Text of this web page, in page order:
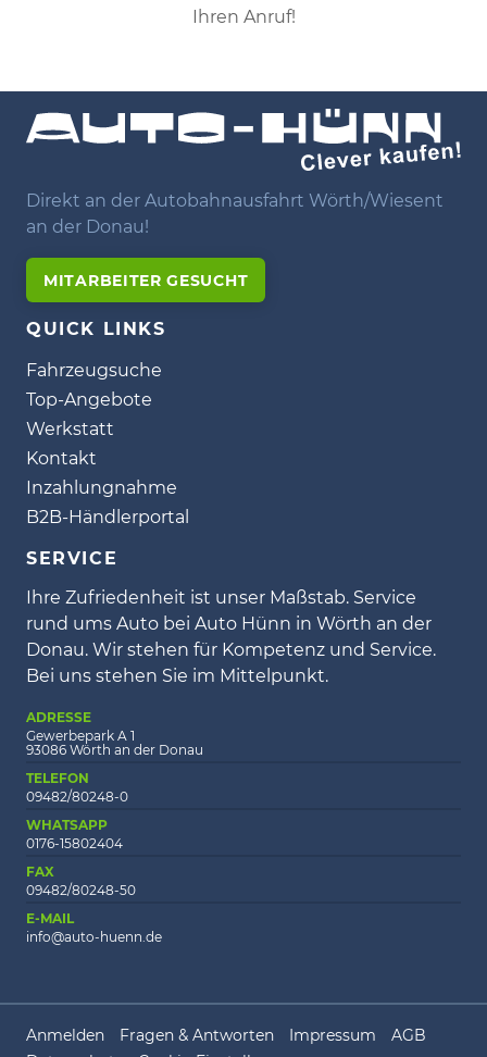
Ihren Anruf!
Direkt an der Autobahnausfahrt Wörth/Wiesent
an der Donau!
MITARBEITER GESUCHT
QUICK LINKS
Fahrzeugsuche
Top-Angebote
Werkstatt
Kontakt
Inzahlungnahme
B2B-Händlerportal
SERVICE
Ihre Zufriedenheit ist unser Maßstab. Service
rund ums Auto bei Auto Hünn in Wörth an der
Donau. Wir stehen für Kompetenz und Service.
Bei uns stehen Sie im Mittelpunkt.
ADRESSE
Gewerbepark A 1
93086 Wörth an der Donau
TELEFON
09482/80248-0
WHATSAPP
0176-15802404
FAX
09482/80248-50
E-MAIL
info@auto-huenn.de
Anmelden Fragen & Antworten Impressum
AGB